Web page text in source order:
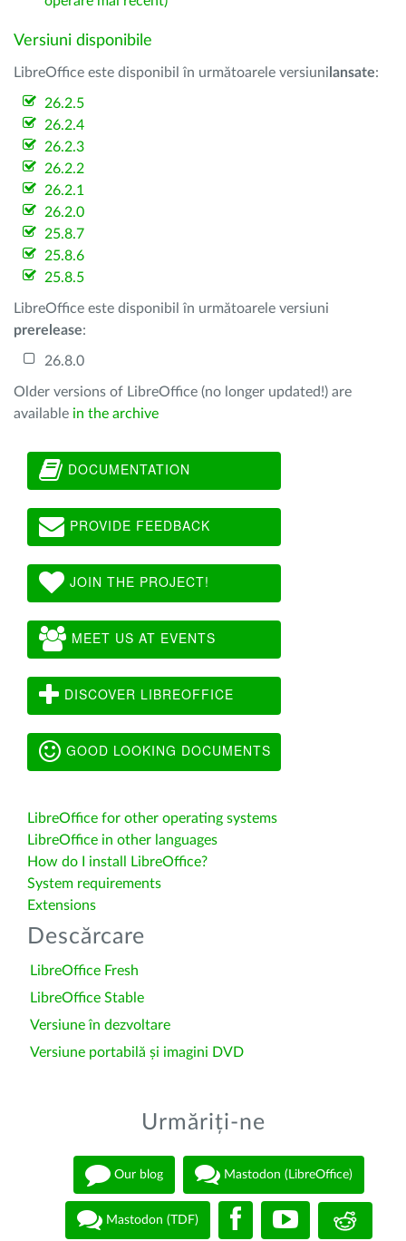
Versiuni disponibile
LibreOffice este disponibil în următoarele versiuni lansate:
26.2.5
26.2.4
26.2.3
26.2.2
26.2.1
26.2.0
25.8.7
25.8.6
25.8.5
LibreOffice este disponibil în următoarele versiuni
prerelease:
26.8.0
Older versions of LibreOffice (no longer updated!) are
available in the archive
DOCUMENTATION
PROVIDE FEEDBACK
JOIN THE PROJECT!
MEET US AT EVENTS
DISCOVER LIBREOFFICE
GOOD LOOKING DOCUMENTS
LibreOffice for other operating systems
LibreOffice in other languages
How do I install LibreOffice?
System requirements
Extensions
Descărcare
LibreOffice Fresh
LibreOffice Stable
Versiune în dezvoltare
Versiune portabilă și imagini DVD
Urmăriți-ne
Our blog Mastodon (LibreOffice)
Mastodon (TDF)